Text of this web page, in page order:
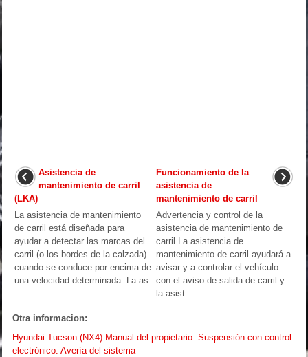
Asistencia de
mantenimiento de carril
(LKA)
La asistencia de mantenimiento
de carril está diseñada para
ayudar a detectar las marcas del
carril (o los bordes de la calzada)
cuando se conduce por encima de
una velocidad determinada. La as
Funcionamiento de la
asistencia de
mantenimiento de carril
Advertencia y control de la
asistencia de mantenimiento de
carril La asistencia de
mantenimiento de carril ayudará a
avisar y a controlar el vehículo
con el aviso de salida de carril y
la asist ...
Otra informacion:
Hyundai Tucson (NX4) Manual del propietario: Suspensión con control
electrónico. Avería del sistema